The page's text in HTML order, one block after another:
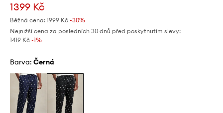
1399 Kč
Běžná cena: 1999 Kč -30%
Nejnižší cena za posledních 30 dnů před poskytnutím slevy:
1419 Kč -1%
Barva: černá